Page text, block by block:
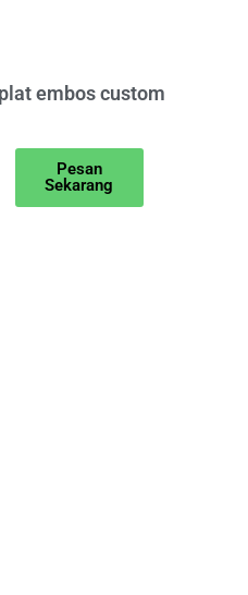
embos custom
Pesan
Sekarang